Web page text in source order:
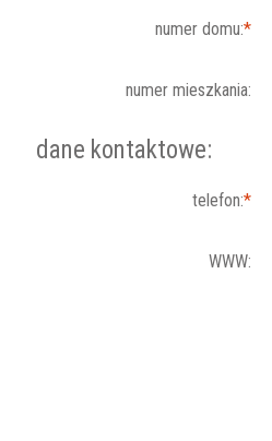
numer domu:*
numer mieszkania:
dane kontaktowe:
telefon:*
WWW: